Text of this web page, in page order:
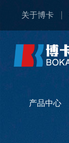
关于博卡
产品中心